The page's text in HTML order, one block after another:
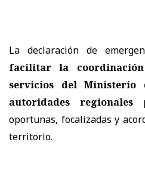
La declaración de
facilitar la
servicios del
autoridades regionales
oportunas, focalizadas y
territorio.